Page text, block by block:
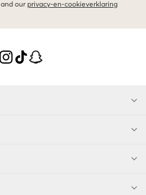
and our privacy-en-cookieverklaring